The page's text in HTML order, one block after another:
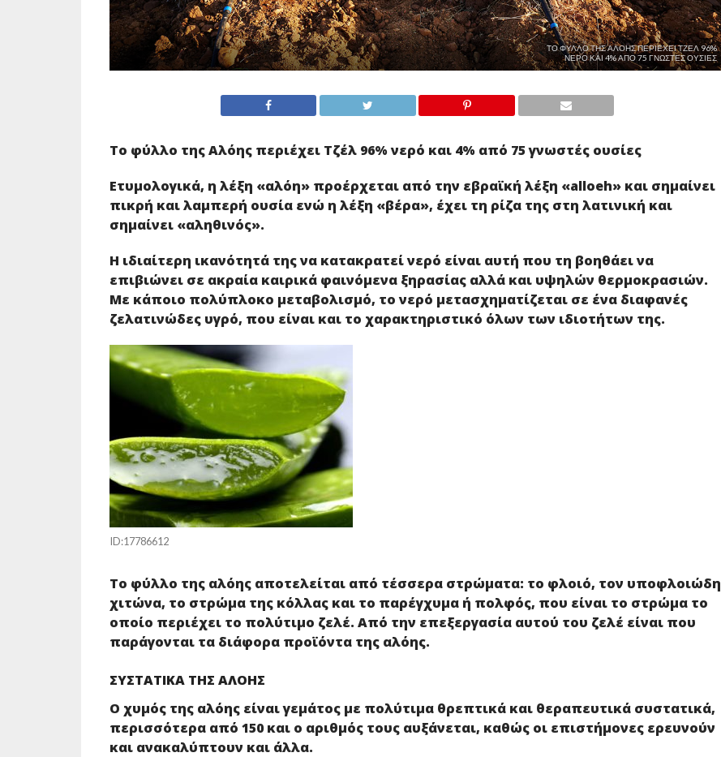
ΤΟ ΦΎΛΛΟ ΤΗΣ ΑΛΌΗΣ ΠΕΡΙΈΧΕΙ ΤΖΈΛ 96%
ΝΕΡΌ ΚΑΙ 4% ΑΠΌ 75 ΓΝΩΣΤΈΣ ΟΥΣΊΕΣ
Το φύλλο της Αλόης περιέχει Τζέλ 96% νερό και 4% από 75 γνωστές ουσίες
Ετυμολογικά, η λέξη «αλόη» προέρχεται από την εβραϊκή λέξη «alloeh» και σημαίνει
πικρή και λαμπερή ουσία ενώ η λέξη «βέρα», έχει τη ρίζα της στη λατινική και
σημαίνει «αληθινός».
Η ιδιαίτερη ικανότητά της να κατακρατεί νερό είναι αυτή που τη βοηθάει να
επιβιώνει σε ακραία καιρικά φαινόμενα ξηρασίας αλλά και υψηλών θερμοκρασιών.
Με κάποιο πολύπλοκο μεταβολισμό, το νερό μετασχηματίζεται σε ένα διαφανές
ζελατινώδες υγρό, που είναι και το χαρακτηριστικό όλων των ιδιοτήτων της.
ID:17786612
Το φύλλο της αλόης αποτελείται από τέσσερα στρώματα: το φλοιό, τον υποφλοιώδη
χιτώνα, το στρώμα της κόλλας και το παρέγχυμα ή πολφός, που είναι το στρώμα το
οποίο περιέχει το πολύτιμο ζελέ. Από την επεξεργασία αυτού του ζελέ είναι που
παράγονται τα διάφορα προϊόντα της αλόης.
ΣΥΣΤΑΤΙΚΆ ΤΗΣ ΑΛΌΗΣ
Ο χυμός της αλόης είναι γεμάτος με πολύτιμα θρεπτικά και θεραπευτικά συστατικά,
περισσότερα από 150 και ο αριθμός τους αυξάνεται, καθώς οι επιστήμονες ερευνούν
και ανακαλύπτουν και άλλα.